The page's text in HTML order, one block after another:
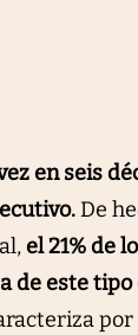
en seis
De
el 21% de
de este